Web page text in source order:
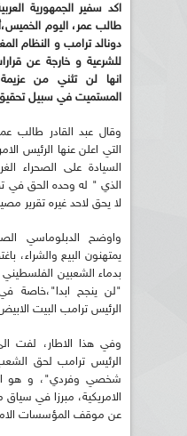
اكد سفير الجمهورية
طالب عمر، اليوم
دونالد ترامب و النظام
للشرعية و خارجة عن
انها لن تثني من
المستميت في سبيل تحقيق
وقال عبد القادر طالب
التي اعلن عنها الرئيس
السيادة على الصحراء
الذي " له وحده الحق في
لا يحق لاحد غيره تقرير
واوضح الدبلوماسي
يمتهنون البيع والشراء،
بدماء الشعبين
"لن ينجح ابدا"،خاصة
الرئيس ترامب البيت
وفي هذا الاطار، لفت
الرئيس ترامب لحق
شخصي وفردي"، و هو
الامريكية، مبرزا في
عن موقف المؤسسات